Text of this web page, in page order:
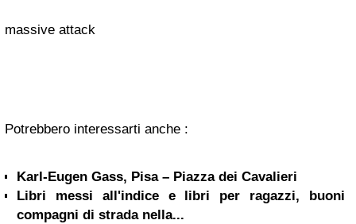
massive attack
Potrebbero interessarti anche :
Karl-Eugen Gass, Pisa – Piazza dei Cavalieri
Libri messi all'indice e libri per ragazzi, buoni
compagni di strada nella...